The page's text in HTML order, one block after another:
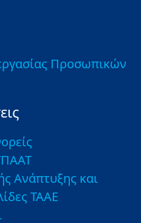
Προσωπικών
Ανάπτυξης και
ΤΑΑΕ